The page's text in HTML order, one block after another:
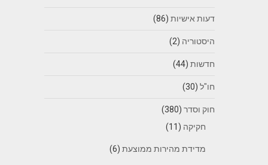
דעות אישיות(86)
היסטוריה (2)
חדשות(44)
חו"ל(30)
חוק וסדר(380)
חקיקה (11)
מדידת מהירות ממוצעת(6)